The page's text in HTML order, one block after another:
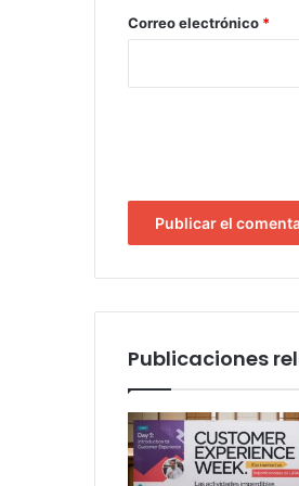
*
Correo electrónico *
Publicaciones